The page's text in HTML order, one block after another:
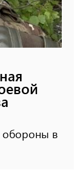
обороны в